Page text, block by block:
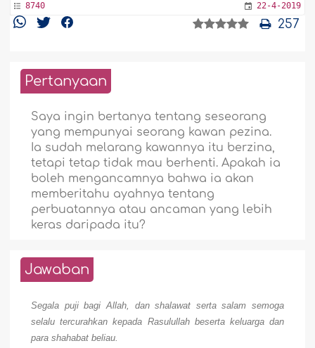
8740 22-4-2019
257
Pertanyaan
Saya ingin bertanya tentang seseorang
yang mempunyai seorang kawan pezina.
Ia sudah melarang kawannya itu berzina,
tetapi tetap tidak mau berhenti. Apakah ia
boleh mengancamnya bahwa ia akan
memberitahu ayahnya tentang
perbuatannya atau ancaman yang lebih
keras daripada itu?
Jawaban
Segala puji bagi Allah, dan shalawat serta salam semoga
selalu tercurahkan kepada Rasulullah beserta keluarga dan
para shahabat beliau.